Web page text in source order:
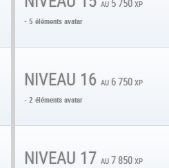
au 5 750 xp
- 5 éléments avatar
NIVEAU 16 au 6 750 xp
- 2 éléments avatar
NIVEAU 17 au 7 850 xp